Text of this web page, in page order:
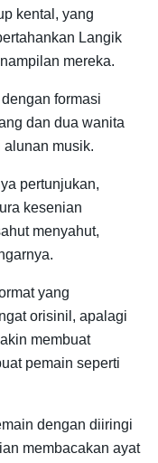
kental, yang
Langik
mereka.
formasi
dan dua wanita
musik.
pertunjukan,
kesenian
menyahut,
yang
orisinil, apalagi
membuat
pemain seperti
dengan diiringi
membacakan ayat